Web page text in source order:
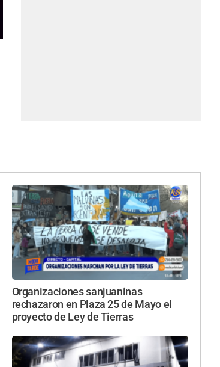
Organizaciones sanjuaninas
rechazaron en Plaza 25 de Mayo el
proyecto de Ley de Tierras